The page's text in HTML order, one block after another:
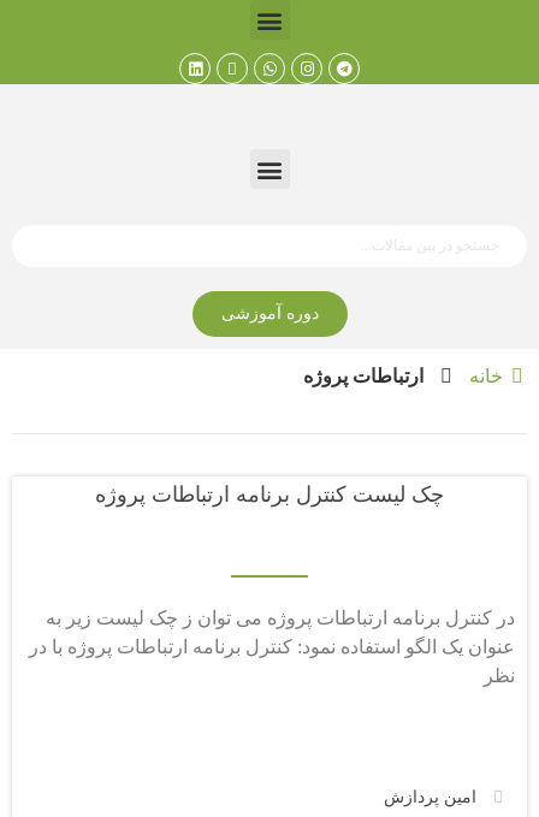
دوره آموزشی
خانه ارتباطات پروژه
چک لیست کنترل برنامه ارتباطات پروژه
در کنترل برنامه ارتباطات پروژه می توان ز چک لیست زیر به
عنوان یک الگو استفاده نمود: کنترل برنامه ارتباطات پروژه با در
نظر
امین پردازش